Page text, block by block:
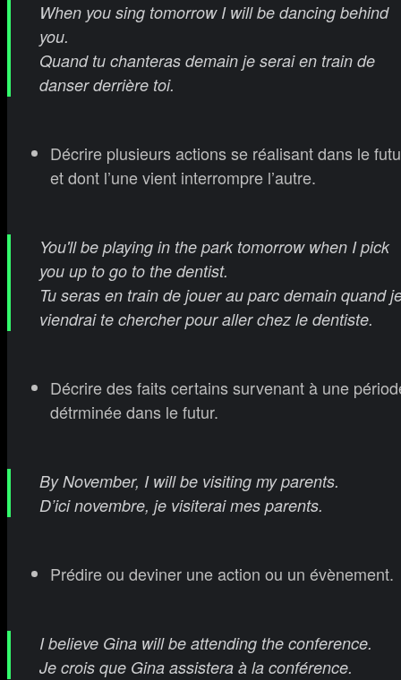
When you sing tomorrow I will be dancing behind
you.
Quand tu chanteras demain je serai en train de
danser derrière toi.
Décrire plusieurs actions se réalisant dans le
et dont l’une vient interrompre l’autre.
You'll be playing in the park tomorrow when I pick
you up to go to the dentist.
Tu seras en train de jouer au parc demain quand
viendrai te chercher pour aller chez le dentiste.
Décrire des faits certains survenant à une
détrminée dans le futur.
By November, I will be visiting my parents.
D’ici novembre, je visiterai mes parents.
Prédire ou deviner une action ou un évènement.
I believe Gina will be attending the conference.
Je crois que Gina assistera à la conférence.